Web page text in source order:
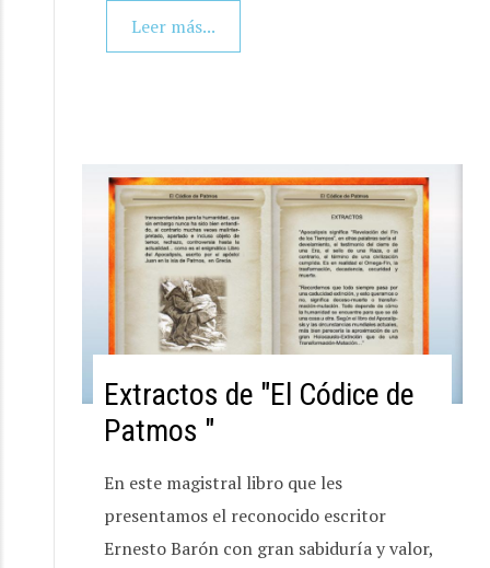
Leer más...
Extractos de "El Códice de
Patmos "
En este magistral libro que les
presentamos el reconocido escritor
Ernesto Barón con gran sabiduría y valor,